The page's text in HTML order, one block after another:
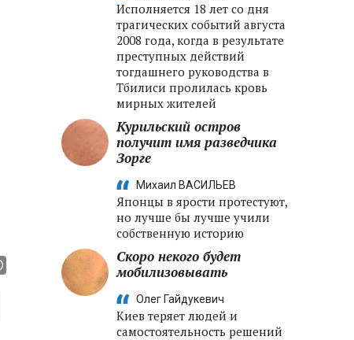
Исполняется 18 лет со дня
трагических событий августа
2008 года, когда в результате
преступных действий
тогдашнего руководства в
Тбилиси пролилась кровь
мирных жителей
Курильский остров
получит имя разведчика
Зорге
Михаил ВАСИЛЬЕВ
Японцы в ярости протестуют,
но лучше бы лучше учили
собственную историю
Скоро некого будет
мобилизовывать
Олег Гайдукевич
Киев теряет людей и
самостоятельность решений